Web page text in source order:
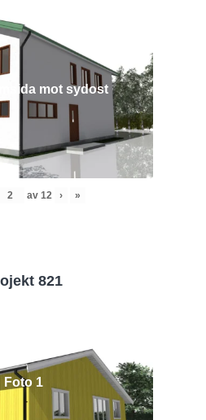
mot sydost
av 12 › »
821
Foto 1